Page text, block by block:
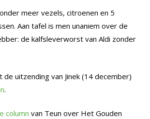
meer vezels, citroenen en 5
Aan tafel is men unaniem over de
de kalfsleverworst van Aldi zonder
uitzending van Jinek (14 december)
.
column van Teun over Het Gouden